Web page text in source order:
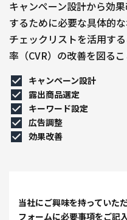
キャンペーン設計から効
するために必要な具体的
チェックリストを活用す
率（CVR）の改善を図るこ
キャンペーン設計
露出商品選定
キーワード設定
広告調整
効果改善
当社にご興味を持っていた
フォームに必要事項をご記